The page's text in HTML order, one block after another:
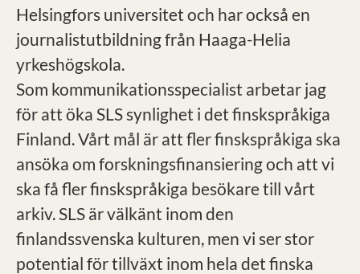
Helsingfors universitet och har också en
journalistutbildning från Haaga-Helia
yrkeshögskola.
Som kommunikationsspecialist arbetar jag
för att öka SLS synlighet i det finskspråkiga
Finland. Vårt mål är att fler finskspråkiga ska
ansöka om forskningsfinansiering och att vi
ska få fler finskspråkiga besökare till vårt
arkiv. SLS är välkänt inom den
finlandssvenska kulturen, men vi ser stor
potential för tillväxt inom hela det finska